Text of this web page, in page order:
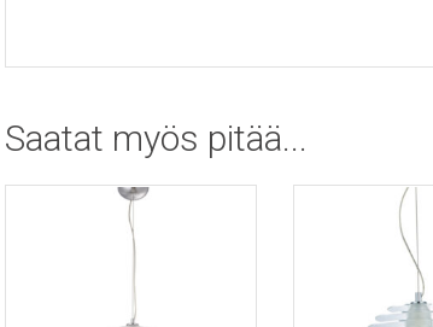
Saatat myös pitää...